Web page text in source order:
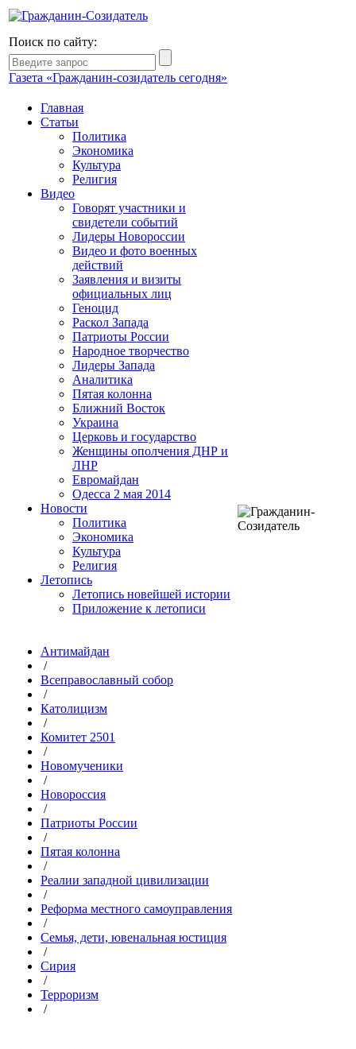
Поиск по сайту:
Газета «Гражданин-созидатель сегодня»
Главная
Статьи
Политика
Экономика
Культура
Религия
Видео
Говорят участники и
свидетели событий
Лидеры Новороссии
Видео и фото военных
действий
Заявления и визиты
официальных лиц
Геноцид
Раскол Запада
Патриоты России
Народное творчество
Лидеры Запада
Аналитика
Пятая колонна
Ближний Восток
Украина
Церковь и государство
Женщины ополчения ДНР и
ЛНР
Евромайдан
Одесса 2 мая 2014
Новости
Политика
Экономика
Культура
Религия
Летопись
Летопись новейшей истории
Приложение к летописи
Антимайдан
/
Всеправославный собор
/
Католицизм
/
Комитет 2501
/
Новомученики
/
Новороссия
/
Патриоты России
/
Пятая колонна
/
Реалии западной цивилизации
/
Реформа местного самоуправления
/
Семья, дети, ювенальная юстиция
/
Сирия
/
Терроризм
/